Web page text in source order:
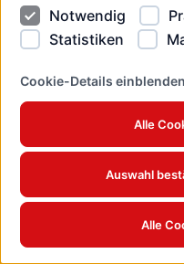
Notwendig
Statistiken
Cookie-Details einblenden
Alle
Auswahl
Alle
Kontakt
Kontakt
Cookie Erklärung